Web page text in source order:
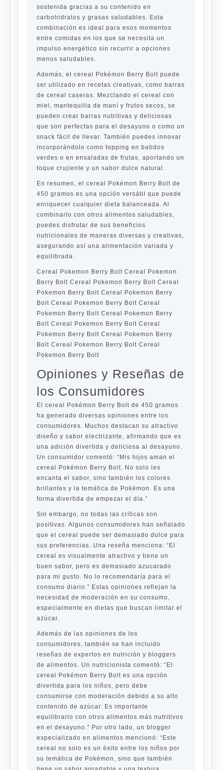
sostenida gracias a su contenido en
carbohidratos y grasas saludables. Esta
combinación es ideal para esos momentos
entre comidas en los que se necesita un
impulso energético sin recurrir a opciones
menos saludables.
Además, el cereal Pokémon Berry Bolt puede
ser utilizado en recetas creativas, como barras
de cereal caseras. Mezclando el cereal con
miel, mantequilla de maní y frutos secos, se
pueden crear barras nutritivas y deliciosas
que son perfectas para el desayuno o como un
snack fácil de llevar. También puedes innovar
incorporándolo como topping en batidos
verdes o en ensaladas de frutas, aportando un
toque crujiente y un sabor dulce natural.
En resumen, el cereal Pokémon Berry Bolt de
450 gramos es una opción versátil que puede
enriquecer cualquier dieta balanceada. Al
combinarlo con otros alimentos saludables,
puedes disfrutar de sus beneficios
nutricionales de maneras diversas y creativas,
asegurando así una alimentación variada y
equilibrada.
Cereal Pokemon Berry Bolt Cereal Pokemon
Berry Bolt Cereal Pokemon Berry Bolt Cereal
Pokemon Berry Bolt Cereal Pokemon Berry
Bolt Cereal Pokemon Berry Bolt Cereal
Pokemon Berry Bolt Cereal Pokemon Berry
Bolt Cereal Pokemon Berry Bolt Cereal
Pokemon Berry Bolt Cereal Pokemon Berry
Bolt Cereal Pokemon Berry Bolt Cereal
Pokemon Berry Bolt
Opiniones y Reseñas de
los Consumidores
El cereal Pokémon Berry Bolt de 450 gramos
ha generado diversas opiniones entre los
consumidores. Muchos destacan su atractivo
diseño y sabor electrizante, afirmando que es
una adición divertida y deliciosa al desayuno.
Un consumidor comentó: “Mis hijos aman el
cereal Pokémon Berry Bolt. No solo les
encanta el sabor, sino también los colores
brillantes y la temática de Pokémon. Es una
forma divertida de empezar el día.”
Sin embargo, no todas las críticas son
positivas. Algunos consumidores han señalado
que el cereal puede ser demasiado dulce para
sus preferencias. Una reseña menciona: “El
cereal es visualmente atractivo y tiene un
buen sabor, pero es demasiado azucarado
para mi gusto. No lo recomendaría para el
consumo diario.” Estas opiniones reflejan la
necesidad de moderación en su consumo,
especialmente en dietas que buscan limitar el
azúcar.
Además de las opiniones de los
consumidores, también se han incluido
reseñas de expertos en nutrición y bloggers
de alimentos. Un nutricionista comentó: “El
cereal Pokémon Berry Bolt es una opción
divertida para los niños, pero debe
consumirse con moderación debido a su alto
contenido de azúcar. Es importante
equilibrarlo con otros alimentos más nutritivos
en el desayuno.” Por otro lado, un blogger
especializado en alimentos mencionó: “Este
cereal no solo es un éxito entre los niños por
su temática de Pokémon, sino que también